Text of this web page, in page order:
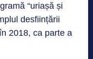
“uriașă și
desființării
2018, ca parte a